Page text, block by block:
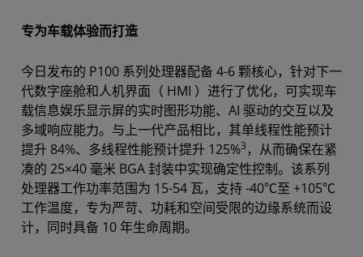
专为车载体验而打造
今日发布的 P100 系列处理器配备 4-6 颗核心，针对下一
代数字座舱和人机界面（ HMI ）进行了优化，可实现车
载信息娱乐显示屏的实时图形功能、AI 驱动的交互以及
多域响应能力。 与上一代产品相比，其单线程性能预计
提升 84%、多线程性能预计提升 125%3 ，从而确保在紧
凑的 25×40 毫米 BGA 封装中实现确定性控制。该系列
处理器工作功率范围为 15-54 瓦，支持 -40℃至 +105℃
工作温度，专为严苛、功耗和空间受限的边缘系统而设
计，同时具备 10 年生命周期。